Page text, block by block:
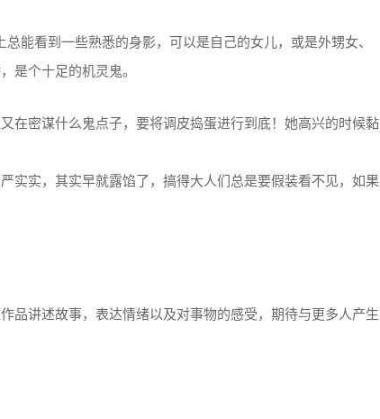
能看到一些熟悉的身影，可以是自己的女儿，或是外甥女、
个十足的机灵鬼。
在密谋什么鬼点子，要将调皮捣蛋进行到底！她高兴的时候黏
实实，其实早就露馅了，搞得大人们总是要假装看不见，如果
品讲述故事，表达情绪以及对事物的感受，期待与更多人产生